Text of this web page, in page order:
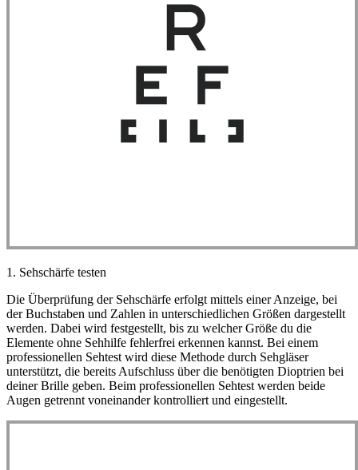
1. Sehschärfe testen
Die Überprüfung der Sehschärfe erfolgt mittels einer Anzeige, bei
der Buchstaben und Zahlen in unterschiedlichen Größen dargestellt
werden. Dabei wird festgestellt, bis zu welcher Größe du die
Elemente ohne Sehhilfe fehlerfrei erkennen kannst. Bei einem
professionellen Sehtest wird diese Methode durch Sehgläser
unterstützt, die bereits Aufschluss über die benötigten Dioptrien bei
deiner Brille geben. Beim professionellen Sehtest werden beide
Augen getrennt voneinander kontrolliert und eingestellt.